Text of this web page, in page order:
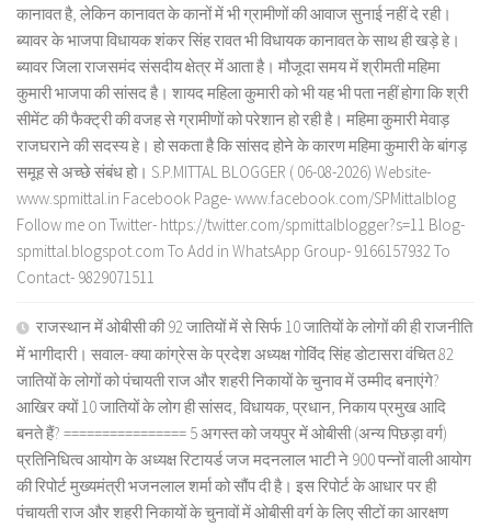
कानावत है, लेकिन कानावत के कानों में भी ग्रामीणों की आवाज सुनाई नहीं दे रही।
ब्यावर के भाजपा विधायक शंकर सिंह रावत भी विधायक कानावत के साथ ही खड़े हे।
ब्यावर जिला राजसमंद संसदीय क्षेत्र में आता है। मौजूदा समय में श्रीमती महिमा
कुमारी भाजपा की सांसद है। शायद महिला कुमारी को भी यह भी पता नहीं होगा कि श्री
सीमेंट की फैक्ट्री की वजह से ग्रामीणों को परेशान हो रही है। महिमा कुमारी मेवाड़
राजघराने की सदस्य हे। हो सकता है कि सांसद होने के कारण महिमा कुमारी के बांगड़
समूह से अच्छे संबंध हो। S.P.MITTAL BLOGGER ( 06-08-2026) Website-
www.spmittal.in Facebook Page- www.facebook.com/SPMittalblog
Follow me on Twitter- https://twitter.com/spmittalblogger?s=11 Blog-
spmittal.blogspot.com To Add in WhatsApp Group- 9166157932 To
Contact- 9829071511
राजस्थान में ओबीसी की 92 जातियों में से सिर्फ 10 जातियों के लोगों की ही राजनीति
में भागीदारी। सवाल- क्या कांग्रेस के प्रदेश अध्यक्ष गोविंद सिंह डोटासरा वंचित 82
जातियों के लोगों को पंचायती राज और शहरी निकायों के चुनाव में उम्मीद बनाएंगे?
आखिर क्यों 10 जातियों के लोग ही सांसद, विधायक, प्रधान, निकाय प्रमुख आदि
बनते हैं? ================ 5 अगस्त को जयपुर में ओबीसी (अन्य पिछड़ा वर्ग)
प्रतिनिधित्व आयोग के अध्यक्ष रिटायर्ड जज मदनलाल भाटी ने 900 पन्नों वाली आयोग
की रिपोर्ट मुख्यमंत्री भजनलाल शर्मा को सौंप दी है। इस रिपोर्ट के आधार पर ही
पंचायती राज और शहरी निकायों के चुनावों में ओबीसी वर्ग के लिए सीटों का आरक्षण